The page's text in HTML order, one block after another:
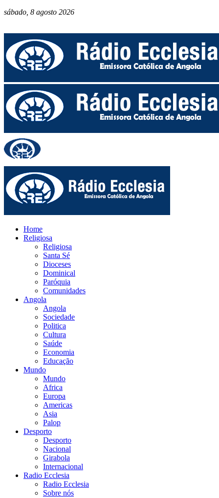
sábado, 8 agosto 2026
Home
Religiosa
Religiosa
Santa Sé
Dioceses
Dominical
Paróquia
Comunidades
Angola
Angola
Sociedade
Politica
Cultura
Saúde
Economia
Educação
Mundo
Mundo
Africa
Europa
Americas
Asia
Palop
Desporto
Desporto
Nacional
Girabola
Internacional
Radio Ecclesia
Radio Ecclesia
Sobre nós